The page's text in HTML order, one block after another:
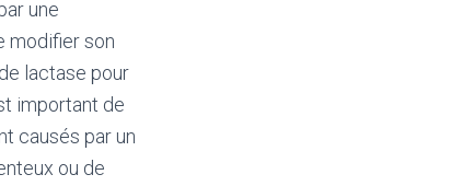
une
modifier son
lactase pour
important de
causés par un
ou de